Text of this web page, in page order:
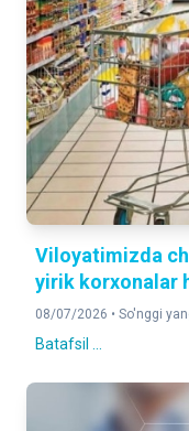
Viloyatimizda
yirik korxonalar
08/07/2026 • So'nggi
Batafsil ...